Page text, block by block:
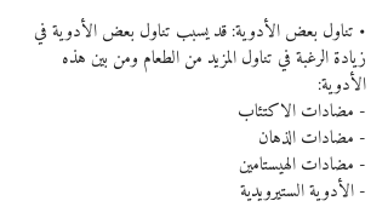
• تناول بعض الأدوية: قد يسبب تناول بعض الأدوية في
زيادة الرغبة في تناول المزيد من الطعام ومن بين هذه
الأدوية:
- مضادات الاكتئاب
- مضادات الذهان
- مضادات الهيستامين
- الأدوية الستيرويدية